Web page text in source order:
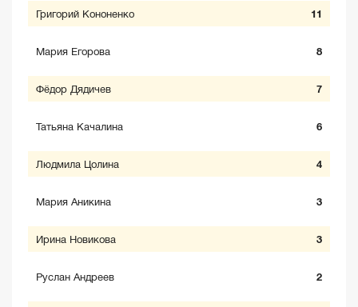
Григорий Кононенко 11
Мария Егорова 8
Фёдор Дядичев 7
Татьяна Качалина 6
Людмила Цолина 4
Мария Аникина 3
Ирина Новикова 3
Руслан Андреев 2